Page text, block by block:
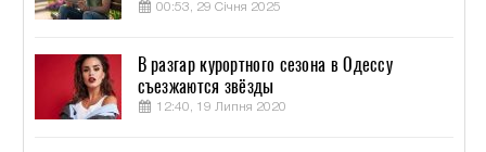
00:53, 29 Січня 2025
В разгар курортного сезона в Одессу
съезжаются звёзды
12:40, 19 Липня 2020